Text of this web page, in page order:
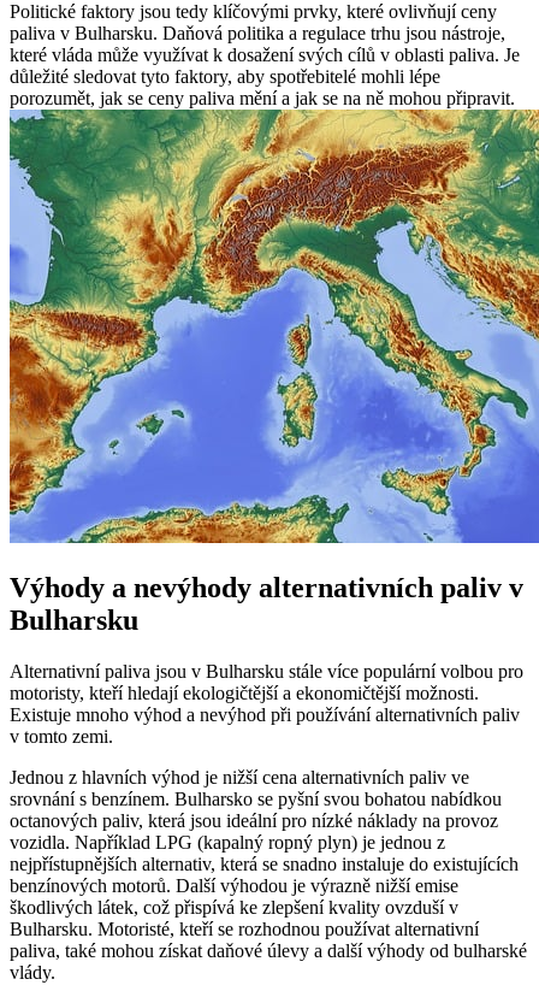
Politické faktory jsou tedy klíčovými prvky, které ovlivňují ceny
paliva v Bulharsku. Daňová politika a regulace trhu jsou nástroje,
které vláda může využívat k dosažení svých cílů v oblasti paliva. Je
důležité sledovat tyto faktory, aby spotřebitelé mohli lépe
porozumět, jak se ceny paliva mění a jak se na ně mohou připravit.
Výhody a nevýhody alternativních paliv v
Bulharsku
Alternativní paliva jsou v Bulharsku stále více populární volbou pro
motoristy, kteří hledají ekologičtější a ekonomičtější možnosti.
Existuje mnoho výhod a nevýhod při používání alternativních paliv
v tomto zemi.
Jednou z hlavních výhod je nižší cena alternativních paliv ve
srovnání s benzínem. Bulharsko se pyšní svou bohatou nabídkou
octanových paliv, která jsou ideální pro nízké náklady na provoz
vozidla. Například LPG (kapalný ropný plyn) je jednou z
nejpřístupnějších alternativ, která se snadno instaluje do existujících
benzínových motorů. Další výhodou je výrazně nižší emise
škodlivých látek, což přispívá ke zlepšení kvality ovzduší v
Bulharsku. Motoristé, kteří se rozhodnou používat alternativní
paliva, také mohou získat daňové úlevy a další výhody od bulharské
vlády.